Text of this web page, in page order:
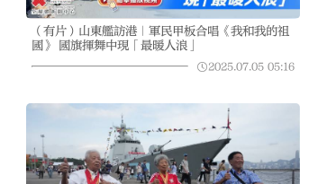
（有片）山東艦訪港｜軍民甲板合唱《我和我的祖
國》 國旗揮舞中現「最暖人浪」
2025.07.05 05:16